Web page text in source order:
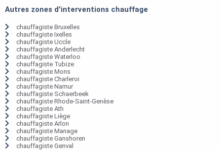
Autres zones d'interventions chauffage
chauffagiste Bruxelles
chauffagiste Ixelles
chauffagiste Uccle
chauffagiste Anderlecht
chauffagiste Waterloo
chauffagiste Tubize
chauffagiste Mons
chauffagiste Charleroi
chauffagiste Namur
chauffagiste Schaerbeek
chauffagiste Rhode-Saint-Genèse
chauffagiste Ath
chauffagiste Liège
chauffagiste Arlon
chauffagiste Manage
chauffagiste Ganshoren
chauffagiste Genval